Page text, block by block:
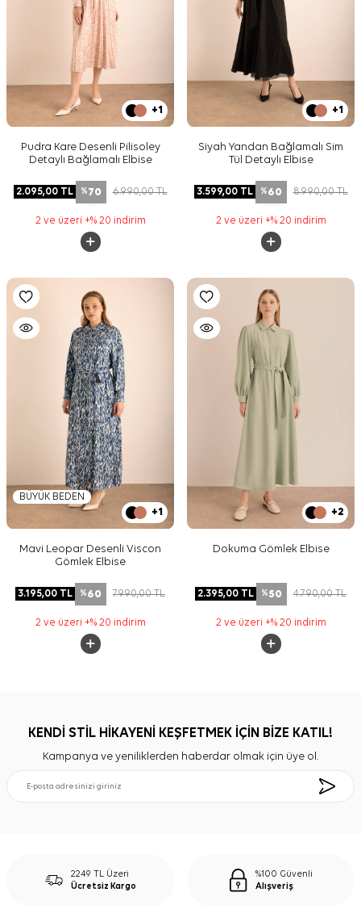
+1
Pudra Kare Desenli Pilisoley
Detaylı Bağlamalı Elbise
2.095,00TL %70 6.990,00TL
2 ve üzeri +% 20 indirim
+1
Siyah Yandan Bağlamalı Sim
Tül Detaylı Elbise
3.599,00TL %60 8.990,00TL
2 ve üzeri +% 20 indirim
BÜYÜK BEDEN
+1
Mavi Leopar Desenli Viscon
Gömlek Elbise
3.195,00 TL %60 7.990,00TL
2 ve üzeri +% 20 indirim
+2
Dokuma Gömlek Elbise
2.395,00 TL %50 4.790,00TL
2 ve üzeri +% 20 indirim
KENDİ STİL HİKAYENİ KEŞFETMEK İÇİN BİZE KATIL!
Kampanya ve yeniliklerden haberdar olmak için üye ol.
2249 TL Üzeri
Ücretsiz Kargo
%100 Güvenli
Alışveriş